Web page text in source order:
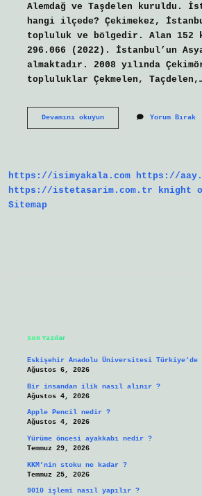
Alemdağ ve Taşdelen kuruldu.
hangi ilçede? Çekimekez,
topluluk ve bölgedir. Alan 152
296.066 (2022). İstanbul’un
almaktadır. 2008 yılında
topluluklar Çekmelen,
Devamını okuyunTaşdelen
Yorum Bırak
https://isimyakala.com https://
https://istetasarim.com.tr
knight
Sitemap
Son Yazılar
Eskişehir Anadolu Üniversitesi Türkiye’de
Ağustos 6, 2026
Bir insandan ilik nasıl alınır ?
Ağustos 4, 2026
Apple Pencil nedir ?
Ağustos 4, 2026
Yürüme öncesi ayakkabı nedir ?
Temmuz 29, 2026
KKM’nin stoku ne kadar ?
Temmuz 25, 2026
9010 işlemi nasıl yapılır ?